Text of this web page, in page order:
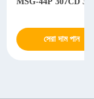
সেরা দাম পান